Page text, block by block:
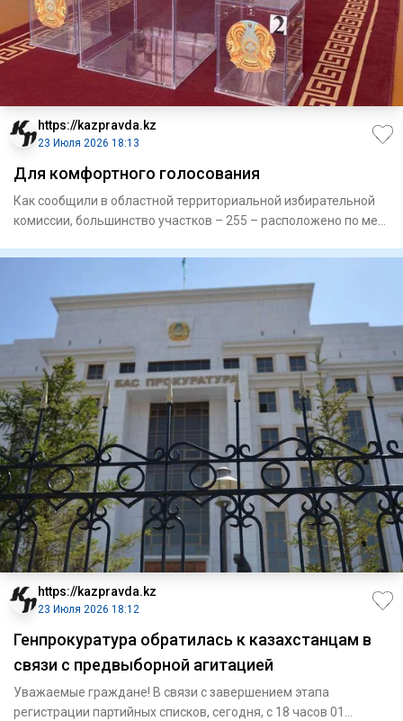
https://kazpravda.kz
23 Июля 2026 18:13
Для комфортного голосования
Как сообщили в областной территориальной избирательной
комиссии, большинство участков – 255 – расположено по мес­
https://kazpravda.kz
23 Июля 2026 18:12
Генпрокуратура обратилась к казахстанцам в
связи с предвыборной агитацией
Уважаемые граждане! В связи с завершением этапа
регистрации партийных списков, сегодня, с 18 часов 01